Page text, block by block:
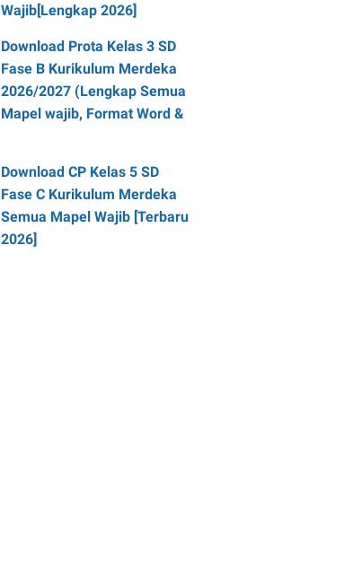
Wajib[Lengkap 2026]
Download Prota Kelas 3 SD
Fase B Kurikulum Merdeka
2026/2027 (Lengkap Semua
Mapel wajib, Format Word &
Download CP Kelas 5 SD
Fase C Kurikulum Merdeka
Semua Mapel Wajib [Terbaru
2026]